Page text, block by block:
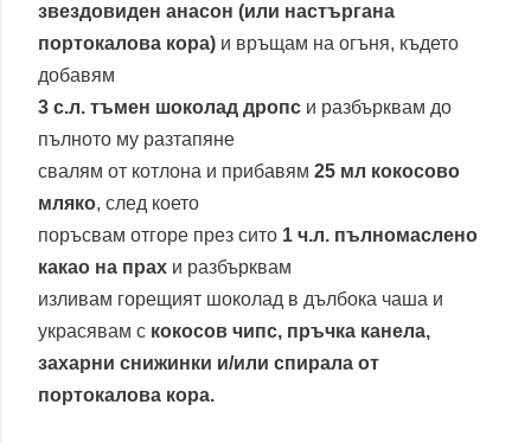
звездовиден анасон (или настъргана
портокалова кора) и връщам на огъня, където
добавям
3 с.л. тъмен шоколад дропс и разбърквам до
пълното му разтапяне
свалям от котлона и прибавям 25 мл кокосово
мляко, след което
поръсвам отгоре през сито 1 ч.л. пълномаслено
какао на прах и разбърквам
изливам горещият шоколад в дълбока чаша и
украсявам с кокосов чипс, пръчка канела,
захарни снижинки и/или спирала от
портокалова кора.